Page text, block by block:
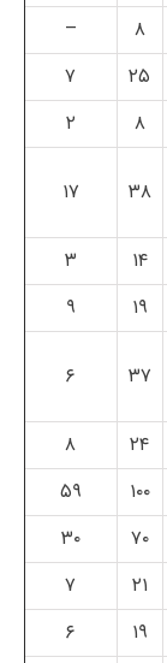
۸
–
۲۵
۷
۸ ۲
۳۸ ۱۷
۱۴
۳
۱۹ ۹
۳۷ ۶
۲۴
۸
۱۰۰
۵۹
۷۰
۳۰
۲۱
۷
۱۹
۶